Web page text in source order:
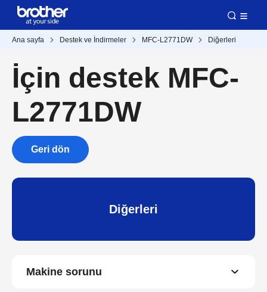
Ana sayfa Destek ve İndirmeler MFC-L2771DW Diğerleri
İçin destek MFC-
L2771DW
Geri dön
Diğerleri
Makine sorunu